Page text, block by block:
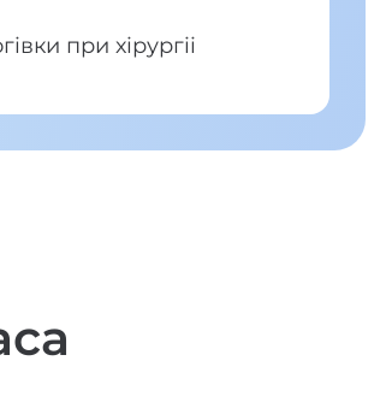
при хiрургii